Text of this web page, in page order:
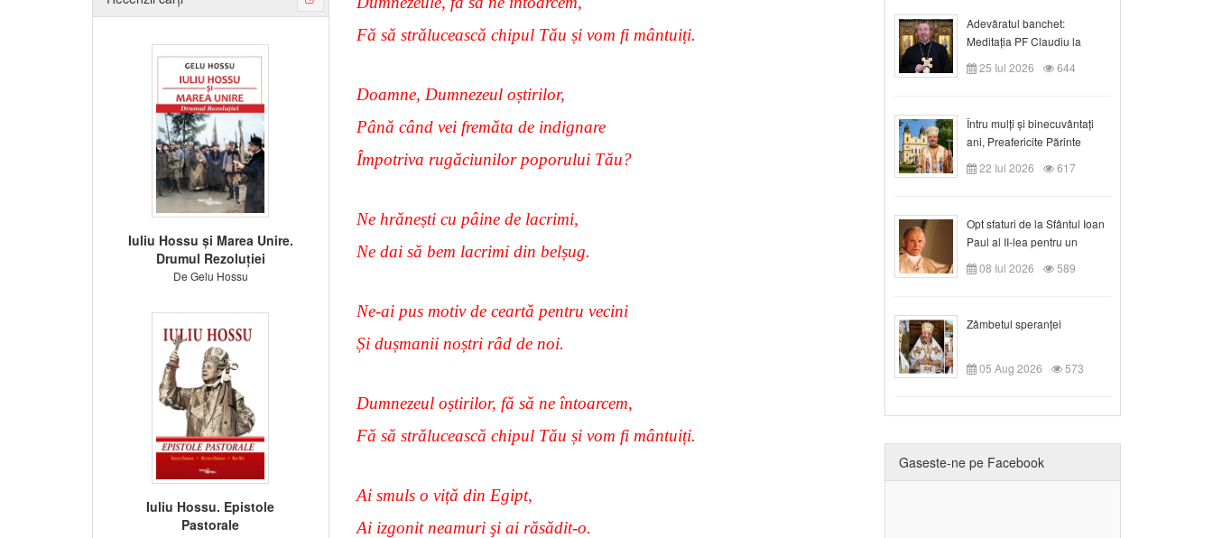
Iuliu Hossu și Marea Unire.
Drumul Rezoluției
De Gelu Hossu
Iuliu Hossu. Epistole
Pastorale
Fă să strălucească chipul Tău și vom fi mântuiți.
Doamne, Dumnezeul oștirilor,
Până când vei fremăta de indignare
Împotriva rugăciunilor poporului Tău?
Ne hrănești cu pâine de lacrimi,
Ne dai să bem lacrimi din belșug.
Ne-ai pus motiv de ceartă pentru vecini
Și dușmanii noștri râd de noi.
Dumnezeul oștirilor, fă să ne întoarcem,
Fă să strălucească chipul Tău și vom fi mântuiți.
Ai smuls o viță din Egipt,
Ai izgonit neamuri şi ai răsădit-o.
Adevăratul banchet:
Meditația PF Claudiu la
Duminica a VIII-a după
Rusalii
25 Iul 2026 644
Întru mulți și binecuvântați
ani, Preafericite Părinte
Claudiu!
22 Iul 2026 617
Opt sfaturi de la Sfântul Ioan
Paul al II-lea pentru un
creștin
08 Iul 2026 589
Zâmbetul speranței
05 Aug 2026 573
Gaseste-ne pe Facebook